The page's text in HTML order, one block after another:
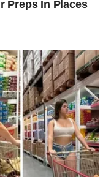
nova poznanstva
okruženja
mislite –